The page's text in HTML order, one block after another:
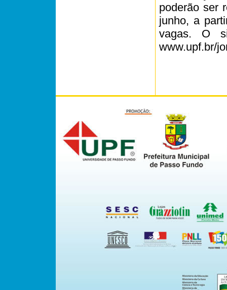
poderão ser
junho, a
vagas. O
www.upf.br/